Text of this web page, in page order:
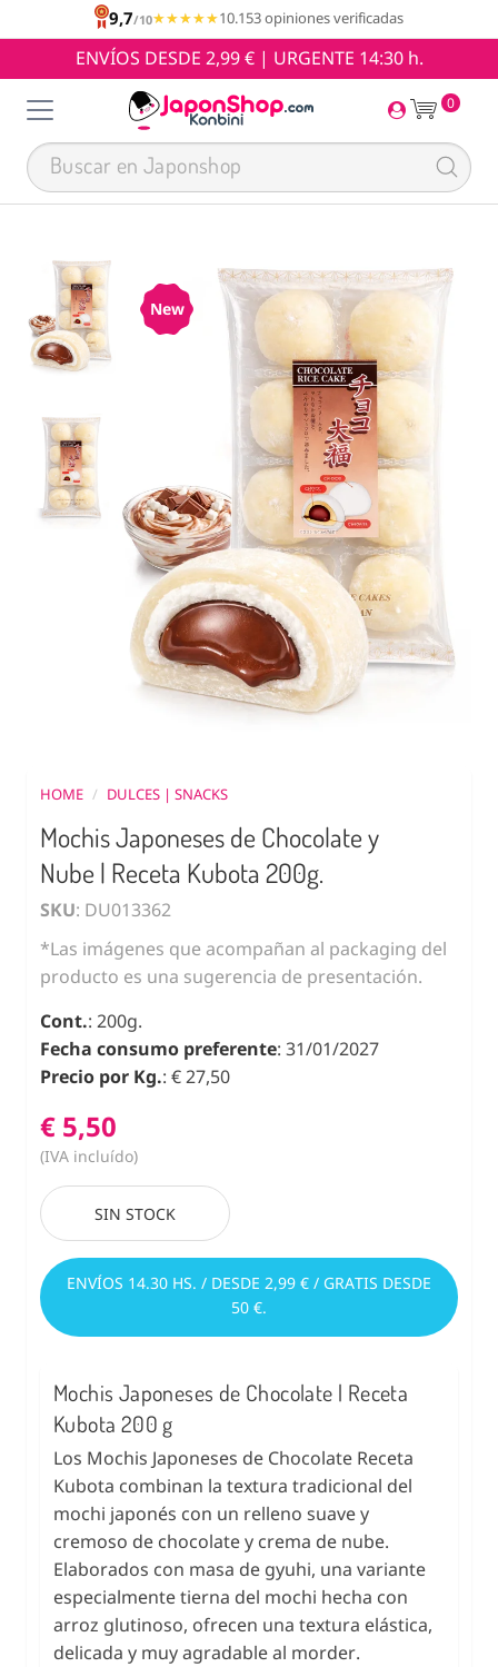
9,7/10★★★★★
★★★★★10.153 opiniones verificadas
ENVÍOS DESDE 2,99 € | URGENTE 14:30 h.
0
New
HOME / DULCES | SNACKS
Mochis Japoneses de Chocolate y
Nube | Receta Kubota 200g.
SKU: DU013362
*Las imágenes que acompañan al packaging del
producto es una sugerencia de presentación.
Cont.: 200g.
Fecha consumo preferente: 31/01/2027
Precio por Kg.: € 27,50
€ 5,50
(IVA incluído)
SIN STOCK
ENVÍOS 14.30 HS. / DESDE 2,99 € / GRATIS DESDE
50 €.
Mochis Japoneses de Chocolate | Receta
Kubota 200 g
Los Mochis Japoneses de Chocolate Receta
Kubota combinan la textura tradicional del
mochi japonés con un relleno suave y
cremoso de chocolate y crema de nube.
Elaborados con masa de gyuhi, una variante
especialmente tierna del mochi hecha con
arroz glutinoso, ofrecen una textura elástica,
delicada y muy agradable al morder.